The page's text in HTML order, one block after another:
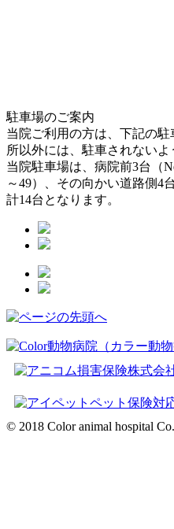
駐車場のご案内
当院ご利用の方は、下記の
所以外には、駐車されないよ
当院駐車場は、病院前3台（
～49）、その向かい道路側4
計14台となります。
© 2018 Color animal hospital